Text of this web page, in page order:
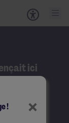
ici
×
!